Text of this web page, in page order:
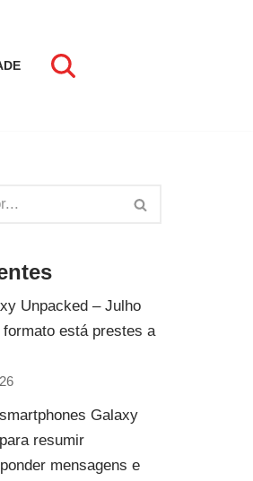
Unpacked – Julho
está prestes a
Galaxy
resumir
mensagens e